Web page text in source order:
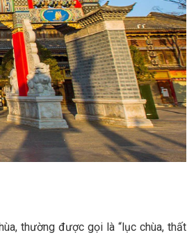
thường được gọi là “lục chùa, thất